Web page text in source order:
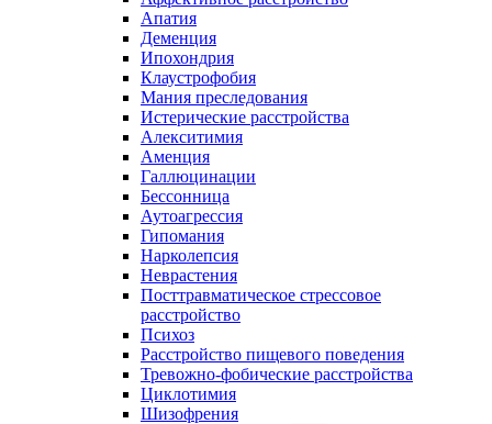
Апатия
Деменция
Ипохондрия
Клаустрофобия
Мания преследования
Истерические расстройства
Алекситимия
Аменция
Галлюцинации
Бессонница
Аутоагрессия
Гипомания
Нарколепсия
Неврастения
Посттравматическое стрессовое
расстройство
Психоз
Расстройство пищевого поведения
Тревожно-фобические расстройства
Циклотимия
Шизофрения